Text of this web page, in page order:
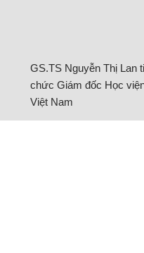
GS.TS Nguyễn Thị Lan
chức Giám đốc Học
Việt Nam